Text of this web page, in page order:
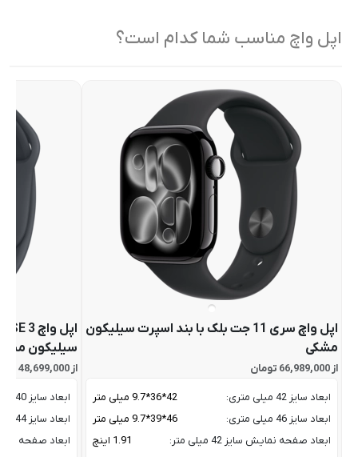
اپل واچ مناسب شما کدام است؟
اپل واچ سری 11 جت بلک با بند اسپرت سیلیکون
مشکی
از 66,989,000 تومان
ابعاد سایز 42 میلی متری:
42*36*9.7 میلی متر
ابعاد سایز 46 میلی متری:
46*39*9.7 میلی متر
ابعاد صفحه نمایش سایز 42 میلی متر:
1.91 اینچ
سیلیکون
از 48,699,000 تومان
ابعاد سایز 40 میلی متری:
ابعاد سایز 44 میلی متری:
ابعاد صفحه نمایش